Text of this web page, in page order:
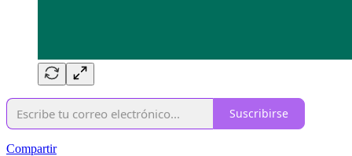
Suscribirse
Compartir